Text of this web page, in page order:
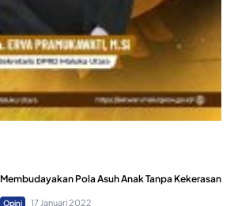
Membudayakan Pola Asuh Anak Tanpa Kekerasan
Opini 17 Januari 2022